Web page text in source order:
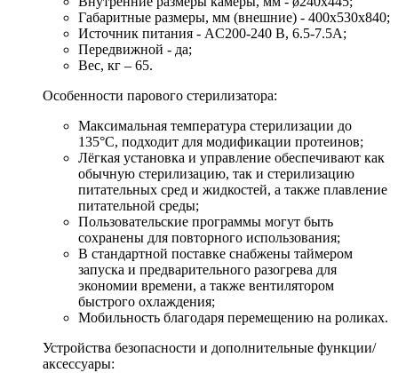
Габаритные размеры, мм (внешние) - 400х530х840;
Источник питания - AC200-240 В, 6.5-7.5A;
Передвижной - да;
Вес, кг – 65.
Особенности парового стерилизатора:
Максимальная температура стерилизации до
135°С, подходит для модификации протеинов;
Лёгкая установка и управление обеспечивают как
обычную стерилизацию, так и стерилизацию
питательных сред и жидкостей, а также плавление
питательной среды;
Пользовательские программы могут быть
сохранены для повторного использования;
В стандартной поставке снабжены таймером
запуска и предварительного разогрева для
экономии времени, а также вентилятором
быстрого охлаждения;
Мобильность благодаря перемещению на роликах.
Устройства безопасности и дополнительные функции/
аксессуары: